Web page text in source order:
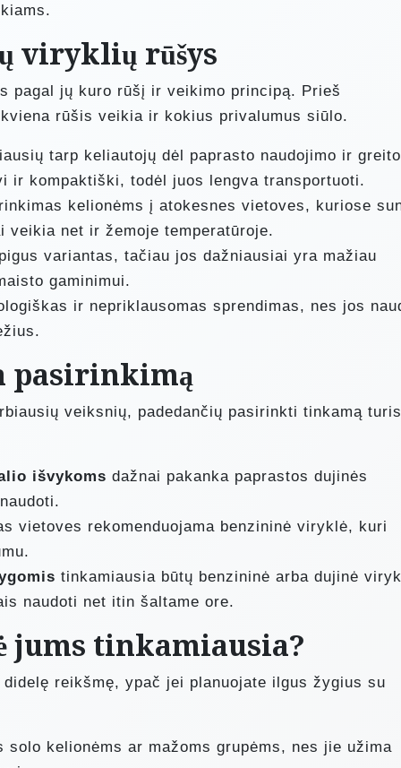
viryklių rūšys
pagal jų kuro rūšį ir veikimo principą. Prieš
rūšis veikia ir kokius privalumus siūlo.
tarp keliautojų dėl paprasto naudojimo ir greito
ir kompaktiški, todėl juos lengva transportuoti.
kelionėms į atokesnes vietoves, kuriose
net ir žemoje temperatūroje.
variantas, tačiau jos dažniausiai yra mažiau
gaminimui.
ir nepriklausomas sprendimas, nes jos
pasirinkimą
veiksnių, padedančių pasirinkti tinkamą
išvykoms dažnai pakanka paprastos dujinės
vietoves rekomenduojama benzininė viryklė, kuri
tinkamiausia būtų benzininė arba dujinė
naudoti net itin šaltame ore.
jums tinkamiausia?
reikšmę, ypač jei planuojate ilgus žygius su
kelionėms ar mažoms grupėms, nes jie užima